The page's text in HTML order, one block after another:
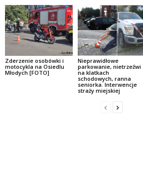
Zderzenie osobówki i
motocykla na Osiedlu
Młodych [FOTO]
Nieprawidłowe
parkowanie, nietrzeźwi
na klatkach
schodowych, ranna
seniorka. Interwencje
straży miejskiej